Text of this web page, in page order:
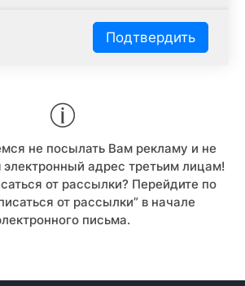
не посылать Вам рекламу и не
адрес третьим лицам!
от рассылки? Перейдите по
от рассылки” в начале
письма.